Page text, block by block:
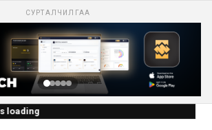
СУРТАЛЧИЛГАА
loading